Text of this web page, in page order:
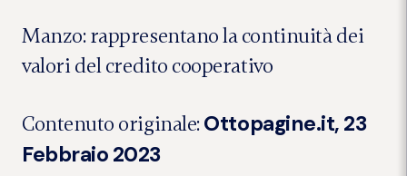
Manzo: rappresentano la continuità dei
valori del credito cooperativo
Contenuto originale:Ottopagine.it, 23
Febbraio 2023